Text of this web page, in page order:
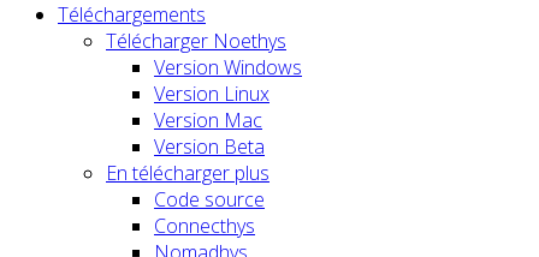
Téléchargements
Télécharger Noethys
Version Windows
Version Linux
Version Mac
Version Beta
En télécharger plus
Code source
Connecthys